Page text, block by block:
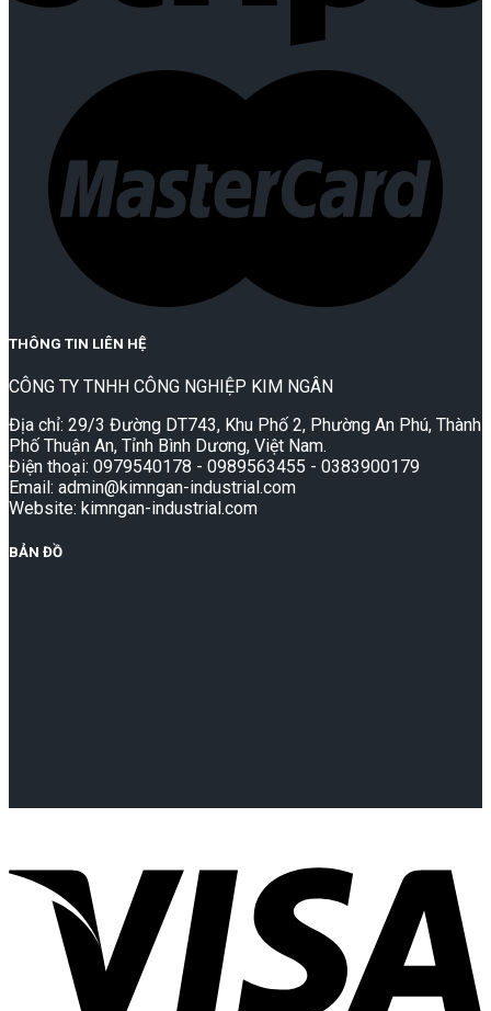
THÔNG TIN LIÊN HỆ
CÔNG TY TNHH CÔNG NGHIỆP KIM NGÂN
Địa chỉ: 29/3 Đường DT743, Khu Phố 2, Phường An Phú, Thành
Phố Thuận An, Tỉnh Bình Dương, Việt Nam.
Điện thoại: 0979540178 - 0989563455 - 0383900179
Email: admin@kimngan-industrial.com
Website: kimngan-industrial.com
BẢN ĐỒ